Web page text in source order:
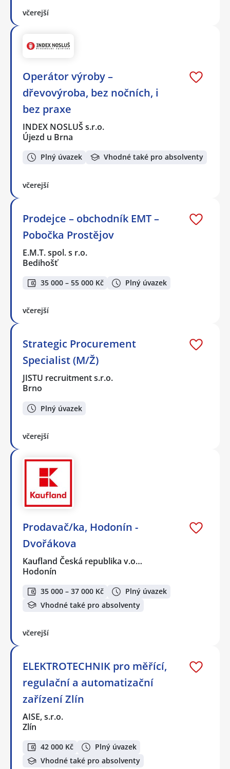
včerejší
Operátor výroby –
dřevovýroba, bez nočních, i
bez praxe
INDEX NOSLUŠ s.r.o.
Újezd u Brna
Plný úvazek Vhodné také pro absolventy
včerejší
Prodejce – obchodník EMT –
Pobočka Prostějov
E.M.T. spol. s r.o.
Bedihošť
35 000 – 55 000 Kč Plný úvazek
včerejší
Strategic Procurement
Specialist (M/Ž)
JISTU recruitment s.r.o.
Brno
Plný úvazek
včerejší
Prodavač/ka, Hodonín -
Dvořákova
Kaufland Česká republika v.o…
Hodonín
35 000 – 37 000 Kč
Plný úvazek
Vhodné také pro absolventy
včerejší
ELEKTROTECHNIK pro měřící,
regulační a automatizační
zařízení Zlín
AISE, s.r.o.
Zlín
42 000 Kč
Plný úvazek
Vhodné také pro absolventy